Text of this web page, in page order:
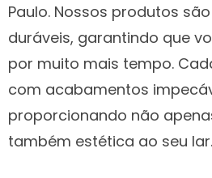
Paulo. Nossos produtos
duráveis, garantindo que
por muito mais tempo.
com acabamentos
proporcionando não
também estética ao seu lar.